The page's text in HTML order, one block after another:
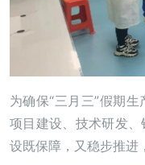
为确保“三月三”假期生
项目建设、技术研发
设既保障，又稳步推进